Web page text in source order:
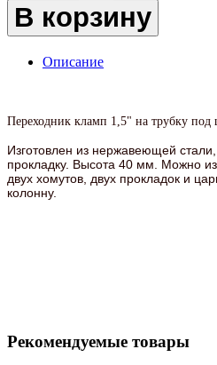
В корзину
Описание
Переходник кламп 1,5" на трубку
Изготовлен из нержавеющей
прокладку. Высота 40 мм. Можно из
двух хомутов, двух прокладок и
колонну.
Рекомендуемые товары